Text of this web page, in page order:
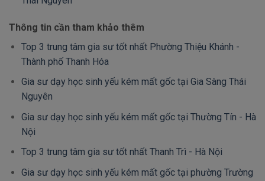
Thông tin cần tham khảo thêm
Top 3 trung tâm gia sư tốt nhất Phường Thiệu Khánh -
Thành phố Thanh Hóa
Gia sư dạy học sinh yếu kém mất gốc tại Gia Sàng Thái
Nguyên
Gia sư dạy học sinh yếu kém mất gốc tại Thường Tín - Hà
Nội
Top 3 trung tâm gia sư tốt nhất Thanh Trì - Hà Nội
Gia sư dạy học sinh yếu kém mất gốc tại phường Trường